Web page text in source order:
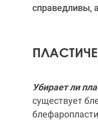
справедливы,
Убирает ли
существует